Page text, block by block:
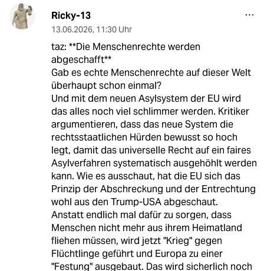
Ricky-13
13.06.2026, 11:30 Uhr
taz: **Die Menschenrechte werden
abgeschafft**
Gab es echte Menschenrechte auf dieser Welt
überhaupt schon einmal?
Und mit dem neuen Asylsystem der EU wird
das alles noch viel schlimmer werden. Kritiker
argumentieren, dass das neue System die
rechtsstaatlichen Hürden bewusst so hoch
legt, damit das universelle Recht auf ein faires
Asylverfahren systematisch ausgehöhlt werden
kann. Wie es ausschaut, hat die EU sich das
Prinzip der Abschreckung und der Entrechtung
wohl aus den Trump-USA abgeschaut.
Anstatt endlich mal dafür zu sorgen, dass
Menschen nicht mehr aus ihrem Heimatland
fliehen müssen, wird jetzt "Krieg" gegen
Flüchtlinge geführt und Europa zu einer
"Festung" ausgebaut. Das wird sicherlich noch